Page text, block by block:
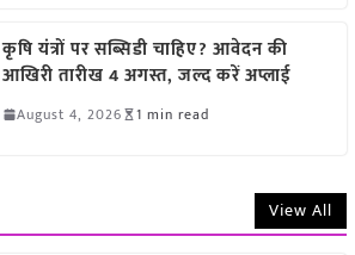
कृषि यंत्रों पर सब्सिडी चाहिए? आवेदन की
आखिरी तारीख 4 अगस्त, जल्द करें अप्लाई
August 4, 2026 1 min read
View All